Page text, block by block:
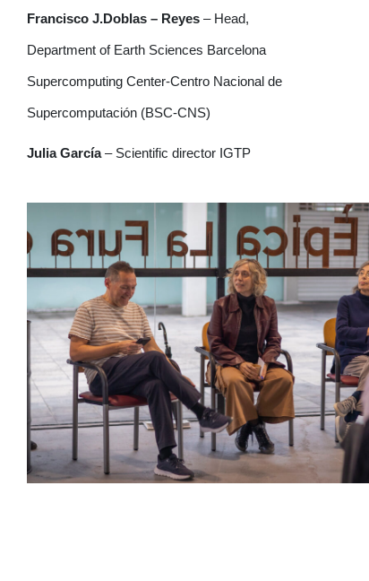
Francisco J.Doblas – Reyes – Head,
Department of Earth Sciences Barcelona
Supercomputing Center-Centro Nacional de
Supercomputación (BSC-CNS)
Julia García– Scientific director IGTP